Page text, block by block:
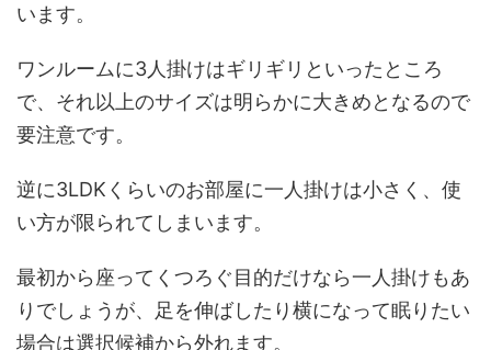
います。
ワンルームに3人掛けはギリギリといったところ
で、それ以上のサイズは明らかに大きめとなるので
要注意です。
逆に3LDKくらいのお部屋に一人掛けは小さく、使
い方が限られてしまいます。
最初から座ってくつろぐ目的だけなら一人掛けもあ
りでしょうが、足を伸ばしたり横になって眠りたい
場合は選択候補から外れます。